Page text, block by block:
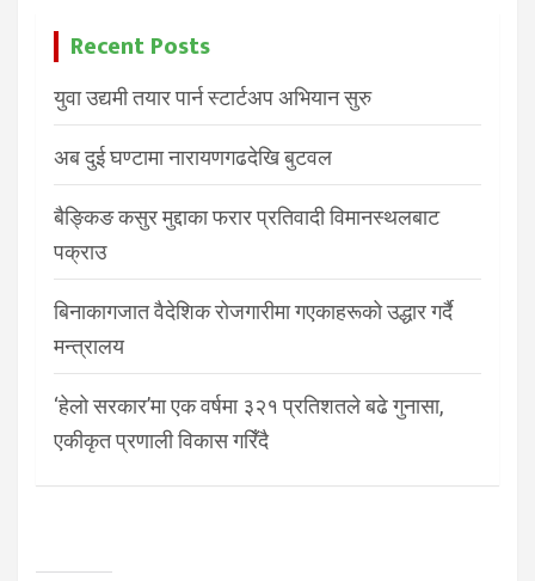
Recent Posts
युवा उद्यमी तयार पार्न स्टार्टअप अभियान सुरु
अब दुई घण्टामा नारायणगढदेखि बुटवल
बैङ्किङ कसुर मुद्दाका फरार प्रतिवादी विमानस्थलबाट
पक्राउ
बिनाकागजात वैदेशिक रोजगारीमा गएकाहरूको उद्धार गर्दै
मन्त्रालय
‘हेलो सरकार’मा एक वर्षमा ३२१ प्रतिशतले बढे गुनासा,
एकीकृत प्रणाली विकास गरिँदै